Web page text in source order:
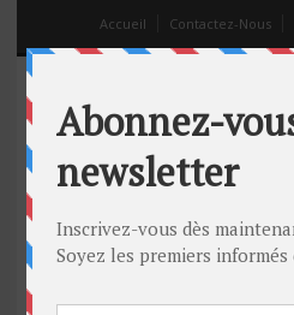
Accueil Contactez-Nous
papa